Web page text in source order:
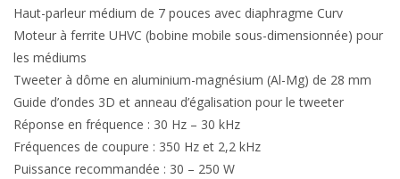
Haut-parleur médium de 7 pouces avec diaphragme Curv
Moteur à ferrite UHVC (bobine mobile sous-dimensionnée) pour
les médiums
Tweeter à dôme en aluminium-magnésium (Al-Mg) de 28 mm
Guide d’ondes 3D et anneau d’égalisation pour le tweeter
Réponse en fréquence : 30 Hz – 30 kHz
Fréquences de coupure : 350 Hz et 2,2 kHz
Puissance recommandée : 30 – 250 W